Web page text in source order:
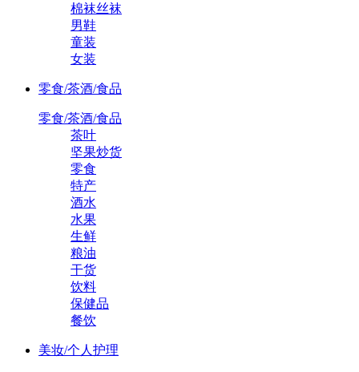
棉袜丝袜
男鞋
童装
女装
零食/茶酒/食品
零食/茶酒/食品
茶叶
坚果炒货
零食
特产
酒水
水果
生鲜
粮油
干货
饮料
保健品
餐饮
美妆/个人护理